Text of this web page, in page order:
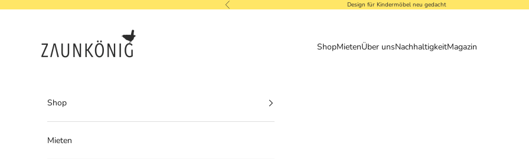
Zurück Design für Kindermöbel neu gedacht
ShopMietenÜber unsNachhaltigkeitMagazin
Shop
Mieten